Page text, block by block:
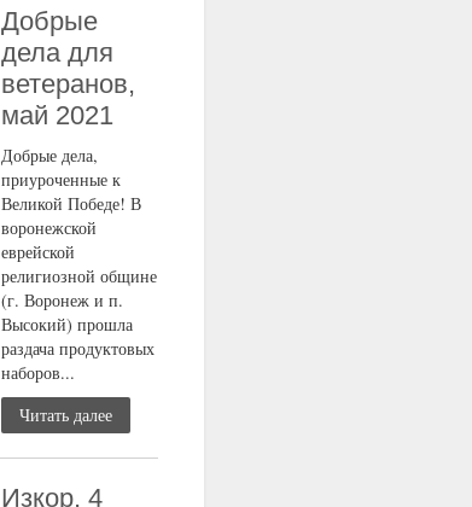
Добрые
дела для
ветеранов,
май 2021
Добрые дела,
приуроченные к
Великой Победе! В
воронежской
еврейской
религиозной общине
(г. Воронеж и п.
Высокий) прошла
раздача продуктовых
наборов...
Читать далее
Изкор, 4